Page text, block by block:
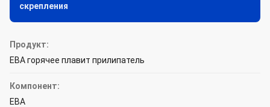
скрепления
Продукт:
ЕВА горячее плавит прилипатель
Компонент:
ЕВА